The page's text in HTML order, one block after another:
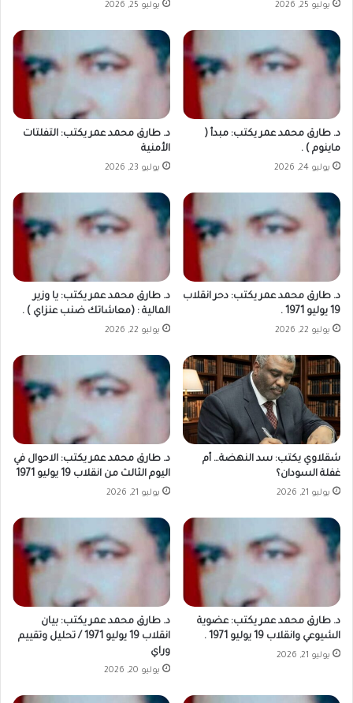
يوليو 25, 2026 يوليو 25, 2026
د. طارق محمد عمر يكتب: مبدأ (
ماينوم ) .
يوليو 24, 2026
د. طارق محمد عمر يكتب: التفلتات
الأمنية
يوليو 23, 2026
د. طارق محمد عمر يكتب: دحر انقلاب
19 يوليو 1971 .
يوليو 22, 2026
د. طارق محمد عمر يكتب: يا وزير
المالية : (معاشاتك ضنب عنزاي ) .
يوليو 22, 2026
شقلاوي يكتب: سد النهضة… أم
غفلة السودان؟
يوليو 21, 2026
د. طارق محمد عمر يكتب: الاحوال في
اليوم الثالث من انقلاب 19 يوليو 1971
يوليو 21, 2026
د. طارق محمد عمر يكتب: عضوية
الشيوعي وانقلاب 19 يوليو 1971 .
يوليو 21, 2026
د. طارق محمد عمر يكتب: بيان
انقلاب 19 يوليو 1971 / تحليل وتقييم
وراي
يوليو 20, 2026